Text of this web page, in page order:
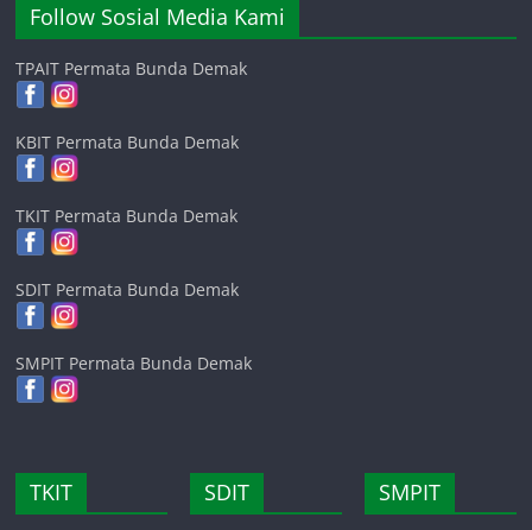
Follow Sosial Media Kami
TPAIT Permata Bunda Demak
KBIT Permata Bunda Demak
TKIT Permata Bunda Demak
SDIT Permata Bunda Demak
SMPIT Permata Bunda Demak
TKIT SDIT SMPIT